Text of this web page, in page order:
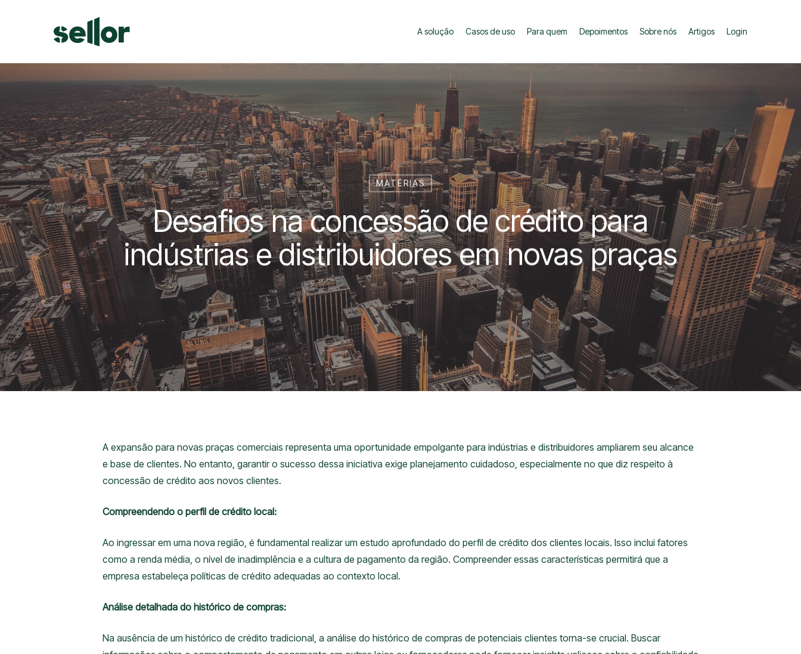
A solução Casos de uso Para quem Depoimentos Sobre nós Artigos Login
MATÉRIAS
Desafios na concessão de crédito para
indústrias e distribuidores em novas praças
A expansão para novas praças comerciais representa uma oportunidade empolgante para indústrias e distribuidores ampliarem seu alcance
e base de clientes. No entanto, garantir o sucesso dessa iniciativa exige planejamento cuidadoso, especialmente no que diz respeito à
concessão de crédito aos novos clientes.
Compreendendo o perfil de crédito local:
Ao ingressar em uma nova região, é fundamental realizar um estudo aprofundado do perfil de crédito dos clientes locais. Isso inclui fatores
como a renda média, o nível de inadimplência e a cultura de pagamento da região. Compreender essas características permitirá que a
empresa estabeleça políticas de crédito adequadas ao contexto local.
Análise detalhada do histórico de compras:
Na ausência de um histórico de crédito tradicional, a análise do histórico de compras de potenciais clientes torna-se crucial. Buscar